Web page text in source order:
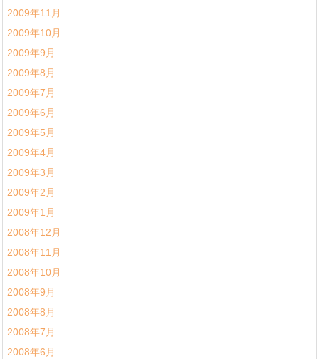
2009年11月
2009年10月
2009年9月
2009年8月
2009年7月
2009年6月
2009年5月
2009年4月
2009年3月
2009年2月
2009年1月
2008年12月
2008年11月
2008年10月
2008年9月
2008年8月
2008年7月
2008年6月